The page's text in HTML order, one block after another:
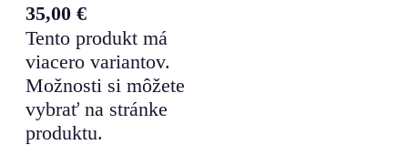
35,00 €
Tento produkt má
viacero variantov.
Možnosti si môžete
vybrať na stránke
produktu.